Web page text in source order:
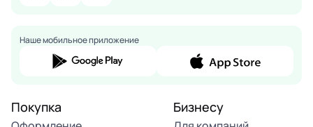
Наше мобильное приложение
Покупка Бизнесу